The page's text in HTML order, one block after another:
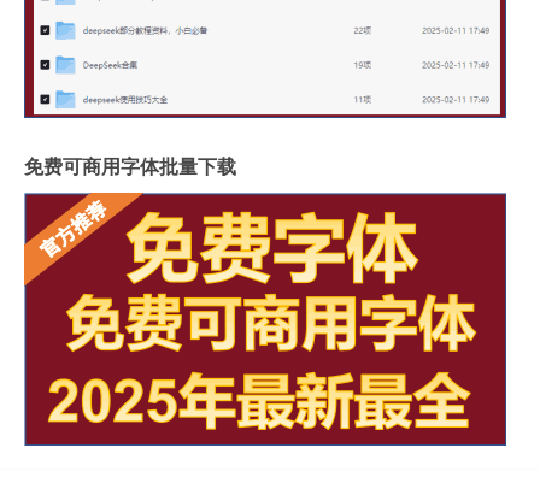
免费可商用字体批量下载